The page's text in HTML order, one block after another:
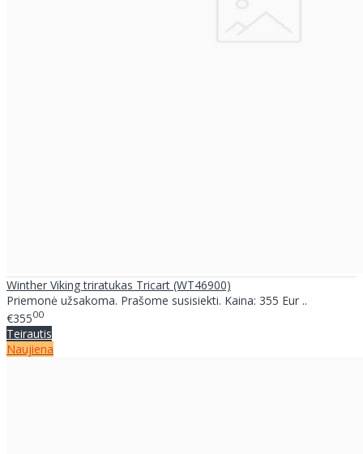
Winther Viking triratukas Tricart (WT46900)
Priemonė užsakoma. Prašome susisiekti. Kaina: 355 Eur ..
€35500
Teirautis
Naujiena